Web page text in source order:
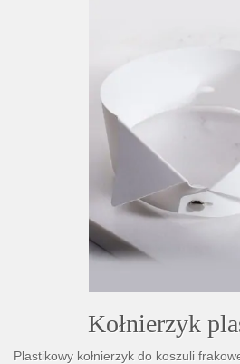
Kołnierzyk
Plastikowy kołnierzyk do koszuli